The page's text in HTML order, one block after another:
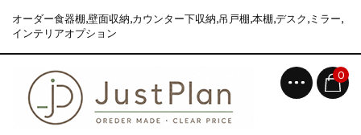
オーダー食器棚,壁面収納,カウンター下収納,吊戸棚,本棚,デスク,ミラー,
インテリアオプション
0